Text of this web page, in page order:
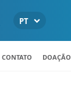
PT
CONTATO DOAÇÃO